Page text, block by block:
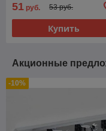
51 руб. 53 руб.
Купить
Акционные
-10%